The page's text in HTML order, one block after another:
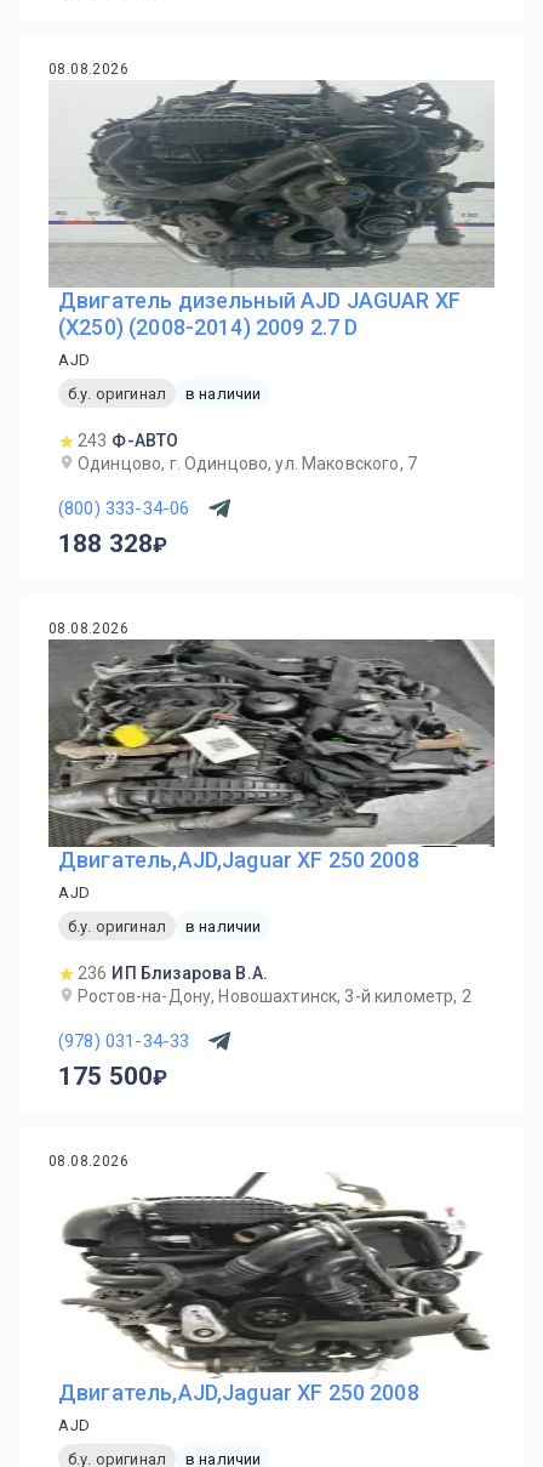
08.08.2026
Двигатель дизельный AJD JAGUAR XF
(X250) (2008-2014) 2009 2.7 D
AJD
б.у. оригинал
в наличии
243 Ф-АВТО
Одинцово, г. Одинцово, ул. Маковского, 7
(800) 333-34-06
188 328
08.08.2026
Двигатель,AJD,Jaguar XF 250 2008
AJD
б.у. оригинал
в наличии
236 ИП Близарова В.А.
Ростов-на-Дону, Новошахтинск, 3-й километр, 2
(978) 031-34-33
175 500
08.08.2026
Двигатель,AJD,Jaguar XF 250 2008
AJD
б.у. оригинал
в наличии